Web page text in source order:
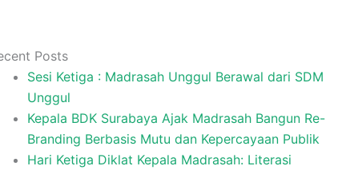
Posts
Sesi Ketiga : Madrasah Unggul Berawal dari SDM
Unggul
Kepala BDK Surabaya Ajak Madrasah Bangun Re-
Branding Berbasis Mutu dan Kepercayaan Publik
Hari Ketiga Diklat Kepala Madrasah: Literasi